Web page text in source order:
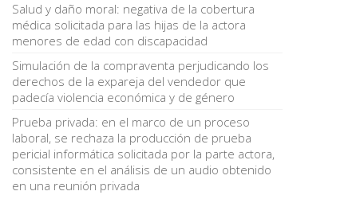
Salud y daño moral: negativa de la cobertura
médica solicitada para las hijas de la actora
menores de edad con discapacidad
Simulación de la compraventa perjudicando los
derechos de la expareja del vendedor que
padecía violencia económica y de género
Prueba privada: en el marco de un proceso
laboral, se rechaza la producción de prueba
pericial informática solicitada por la parte actora,
consistente en el análisis de un audio obtenido
en una reunión privada